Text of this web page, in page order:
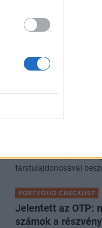
Iratkozzon fel
járjon
„Ha egy lángos
sajnáljuk a pénzt
Szűcs Róberttel, a
társtulajdonosával
PORTFOLIO CHECKLIST
Jelentett az OTP:
számok a